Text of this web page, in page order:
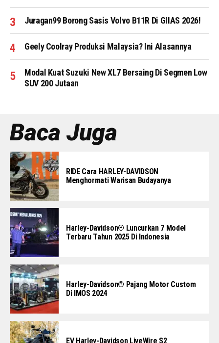
Juragan99 Borong Sasis Volvo B11R Di GIIAS 2026!
Geely Coolray Produksi Malaysia? Ini Alasannya
Modal Kuat Suzuki New XL7 Bersaing Di Segmen Low
SUV 200 Jutaan
Baca Juga
RIDE Cara HARLEY-DAVIDSON
Menghormati Warisan Budayanya
Harley-Davidson® Luncurkan 7 Model
Terbaru Tahun 2025 Di Indonesia
Harley-Davidson® Pajang Motor Custom
Di IMOS 2024
EV Harley-Davidson LiveWire S2